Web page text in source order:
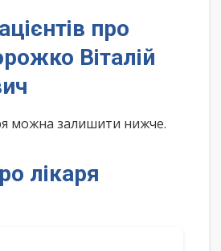
про
Віталій
можна залишити нижче.
лікаря